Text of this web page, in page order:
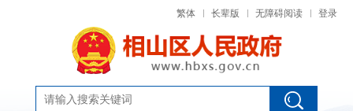
繁体 长辈版 无障碍阅读 登录